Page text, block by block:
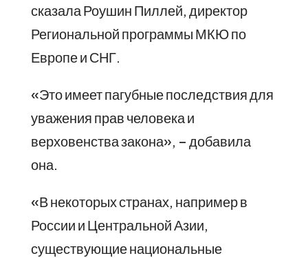
сказала Роушин Пиллей, директор
Региональной программы МКЮ по
Европе и СНГ.
«Это имеет пагубные последствия для
уважения прав человека и
верховенства закона», – добавила
она.
«В некоторых странах, например в
России и Центральной Азии,
существующие национальные